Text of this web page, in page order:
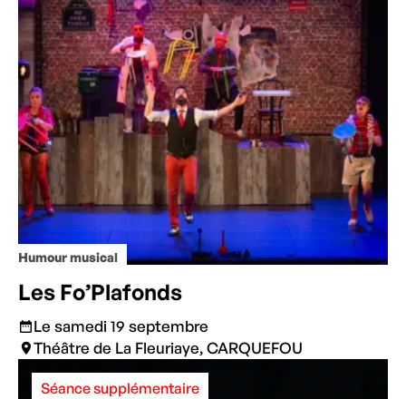
Humour musical
Les Fo’Plafonds
Le samedi 19 septembre
Théâtre de La Fleuriaye, CARQUEFOU
Séance supplémentaire